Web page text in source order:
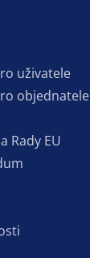
uživatele
objednatele
Rady EU